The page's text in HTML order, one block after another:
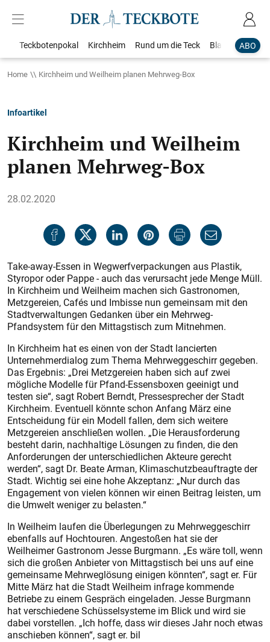
ABO
Teckbotenpokal Kirchheim Rund um die Teck Blaulicht
Home Kirchheim und Weilheim planen Mehrweg-Box
Infoartikel
Kirchheim und Weilheim
planen Mehrweg-Box
28.02.2020
Take-away-Essen in Wegwerfverpackungen aus Plastik,
Styropor oder Pappe - auch das verursacht jede Menge Müll.
In Kirchheim und Weilheim machen sich Gastronomen,
Metzgereien, Cafés und Imbisse nun gemeinsam mit den
Stadtverwaltungen Gedanken über ein Mehrweg-
Pfandsystem für den Mittagstisch zum Mitnehmen.
In Kirchheim hat es einen von der Stadt lancierten
Unternehmerdialog zum Thema Mehrweggeschirr gegeben.
Das Ergebnis: „Drei Metzgereien haben sich auf zwei
mögliche Modelle für Pfand-Essensboxen geeinigt und
testen sie“, sagt Robert Berndt, Pressesprecher der Stadt
Kirchheim. Eventuell könnte schon Anfang März eine
Entscheidung für ein Modell fallen, dem sich weitere
Metzgereien anschließen wollen. „Die Herausforderung
besteht darin, nachhaltige Lösungen zu finden, die den
Anforderungen der unterschiedlichen Akteure gerecht
werden“, sagt Dr. Beate Arman, Klimaschutzbeauftragte der
Stadt. Wichtig sei eine hohe Akzeptanz: „Nur durch das
Engagement von vielen können wir einen Beitrag leisten, um
die Umwelt weniger zu belasten.“
In Weilheim laufen die Überlegungen zu Mehrweggeschirr
ebenfalls auf Hochtouren. Angestoßen hat sie der
Weilheimer Gastronom Jesse Burgmann. „Es wäre toll, wenn
sich die großen Anbieter von Mittagstisch bei uns auf eine
gemeinsame Mehrweglösung einigen könnten“, sagt er. Für
Mitte März hat die Stadt Weilheim infrage kommende
Betriebe zu einem Gespräch eingeladen. Jesse Burgmann
hat verschiedene Schüsselsysteme im Blick und wird sie
dabei vorstellen. „Ich hoffe, dass wir dieses Jahr noch etwas
anschieben können“, sagt er. bil